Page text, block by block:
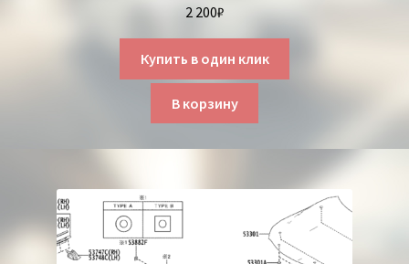
2 200₽
Купить в один клик
В корзину